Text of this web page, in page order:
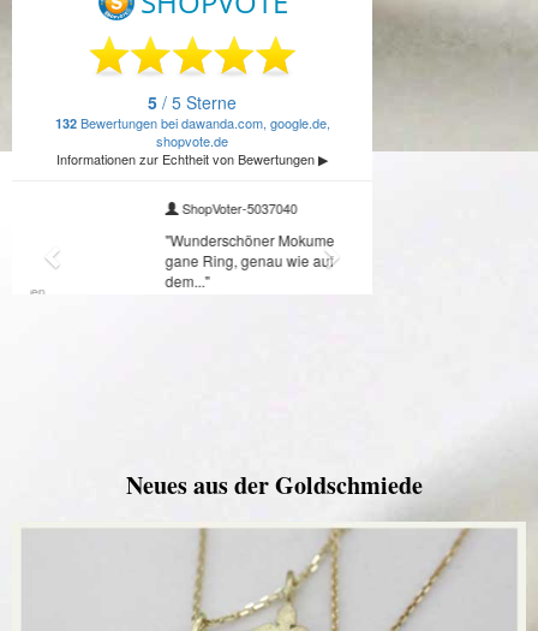
Neues aus der Goldschmiede